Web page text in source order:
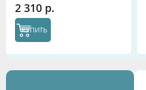
2 310 р.
КУПИТЬ